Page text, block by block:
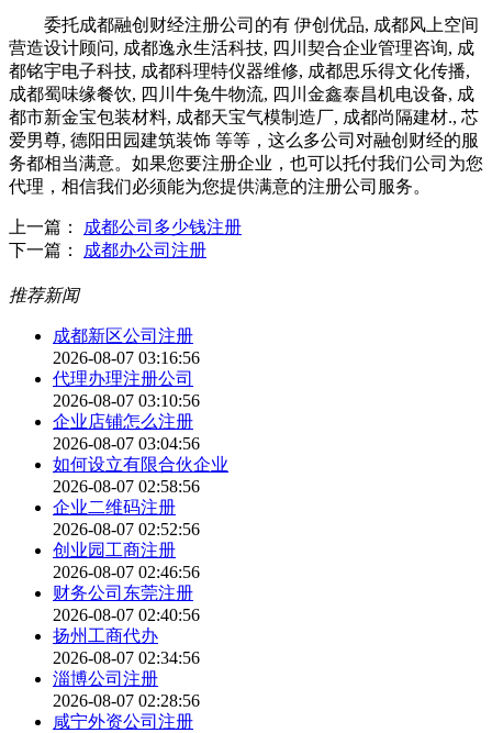
委托成都融创财经注册公司的有 伊创优品, 成都风上空间
营造设计顾问, 成都逸永生活科技, 四川契合企业管理咨询, 成
都铭宇电子科技, 成都科理特仪器维修, 成都思乐得文化传播,
成都蜀味缘餐饮, 四川牛兔牛物流, 四川金鑫泰昌机电设备, 成
都市新金宝包装材料, 成都天宝气模制造厂, 成都尚隔建材., 芯
爱男尊, 德阳田园建筑装饰 等等，这么多公司对融创财经的服
务都相当满意。如果您要注册企业，也可以托付我们公司为您
代理，相信我们必须能为您提供满意的注册公司服务。
上一篇：
成都公司多少钱注册
下一篇：
成都办公司注册
推荐新闻
成都新区公司注册
2026-08-07 03:16:56
代理办理注册公司
2026-08-07 03:10:56
企业店铺怎么注册
2026-08-07 03:04:56
如何设立有限合伙企业
2026-08-07 02:58:56
企业二维码注册
2026-08-07 02:52:56
创业园工商注册
2026-08-07 02:46:56
财务公司东莞注册
2026-08-07 02:40:56
扬州工商代办
2026-08-07 02:34:56
淄博公司注册
2026-08-07 02:28:56
咸宁外资公司注册